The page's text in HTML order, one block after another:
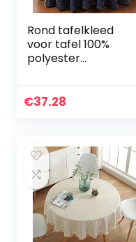
Rond tafelkleed
voor tafel 100%
polyester
Groothandel
€37.28